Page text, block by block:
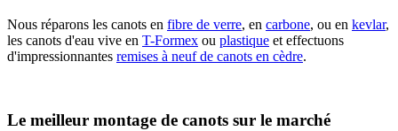
Nous réparons les canots en fibre de verre, en carbone, ou en kevlar,
les canots d'eau vive en T-Formex ou plastique et effectuons
d'impressionnantes remises à neuf de canots en cèdre.
Le meilleur montage de canots sur le marché